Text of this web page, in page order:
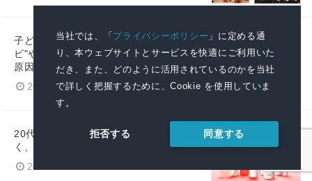
当社では、「プライバシーポリシー 」に定める通
り、本ウェブサイトとサービスを快適にご利用いた
だき、また、どのように活用されているのかを当社
で詳しく把握するために、Cookie を使用していま
す。
拒否する 同意する
子どもの足のニオイについて調査！"カ
ビ"や"細菌"の増殖が原因!? 「ニオイの
原因認知度」は約半数のみ
2020/7/7
20代・30代の敏感肌アラサー女子に聞
く、「敏感肌白書 vol.4」
2020/6/11